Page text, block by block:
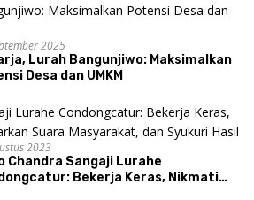
2025
Lurah Bangunjiwo: Maksimalkan
Desa dan UMKM
2023
Chandra Sangaji Lurahe
Bekerja Keras, Nikmati